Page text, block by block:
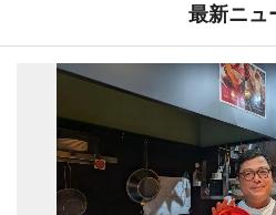
最新ニュ